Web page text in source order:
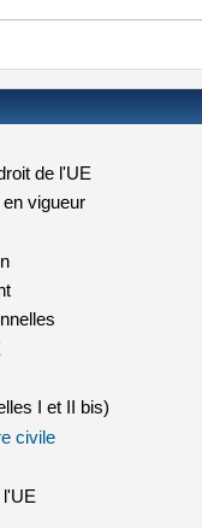
de l'UE
vigueur
I et II bis)
civile(le lien est externe)
externe)
l'UE